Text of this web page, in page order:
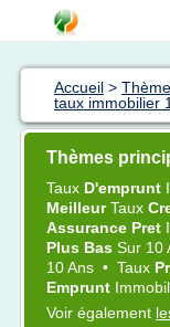
Accueil >
taux immobilier
Thèmes
Taux D'emprunt
MeilleurTaux
Assurance Pret
Plus Bas Sur 10
10 Ans • Taux
Emprunt
Voir également